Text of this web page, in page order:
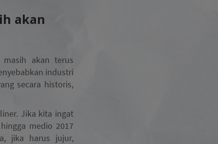
akan
akan terus
industri
secara historis,
Jika kita ingat
medio 2017
jika harus jujur,